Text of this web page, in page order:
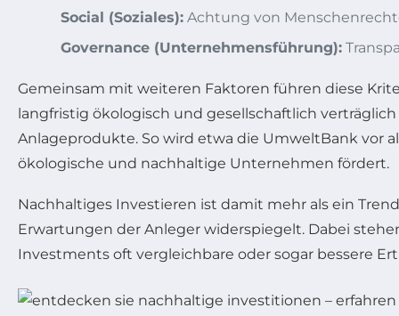
Social (Soziales): Achtung von
Governance (Unternehmensführung):
Gemeinsam mit weiteren Faktoren führen diese
langfristig ökologisch und gesellschaftlich
Anlageprodukte. So wird etwa die UmweltBank vor
ökologische und nachhaltige Unternehmen fördert.
Nachhaltiges Investieren ist damit mehr als ein
Erwartungen der Anleger widerspiegelt. Dabei
Investments oft vergleichbare oder sogar bessere